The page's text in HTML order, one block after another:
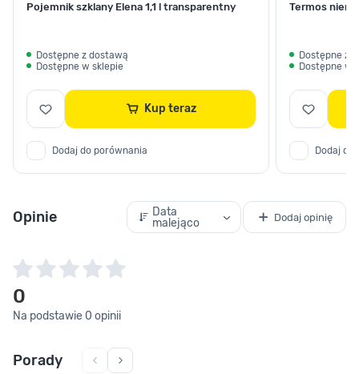
Pojemnik szklany Elena 1,1 l transparentny
Dostępne z dostawą
Dostępne w sklepie
Kup teraz
Dodaj do porównania
Termos
Dostępne z
Dostępne w
Dodaj do
Opinie
Data
malejąco
Dodaj opinię
0
Na podstawie 0 opinii
Porady